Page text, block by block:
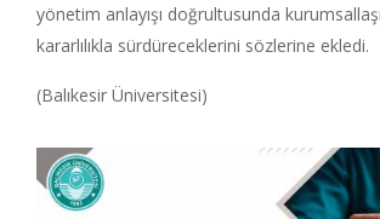
yönetim anlayışı doğrultusunda
kararlılıkla sürdüreceklerini sözlerine ekledi.
(Balıkesir Üniversitesi)